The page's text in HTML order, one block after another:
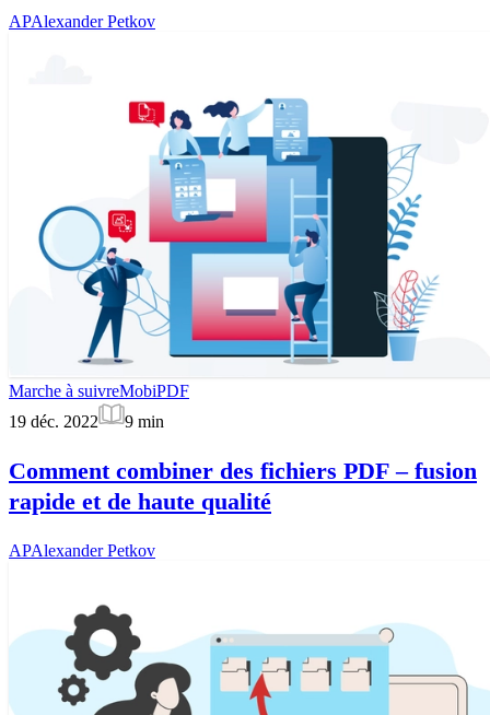
APAlexander Petkov
Marche à suivreMobiPDF
19 déc. 2022
9 min
Comment combiner des fichiers PDF – fusion
rapide et de haute qualité
APAlexander Petkov